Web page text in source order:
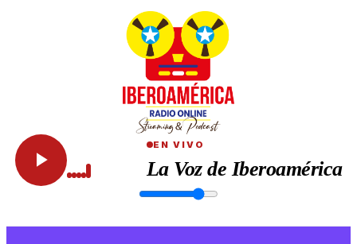
EN VIVO
La Voz de Iberoamérica